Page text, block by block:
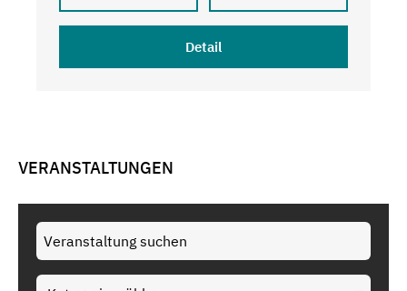
Detail
VERANSTALTUNGEN